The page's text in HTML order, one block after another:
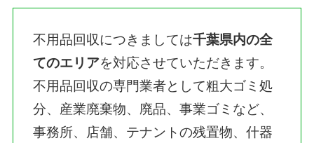
不用品回収につきましては千葉県内の全
てのエリアを対応させていただきます。
不用品回収の専門業者として粗大ゴミ処
分、産業廃棄物、廃品、事業ゴミなど、
事務所、店舗、テナントの残置物、什器